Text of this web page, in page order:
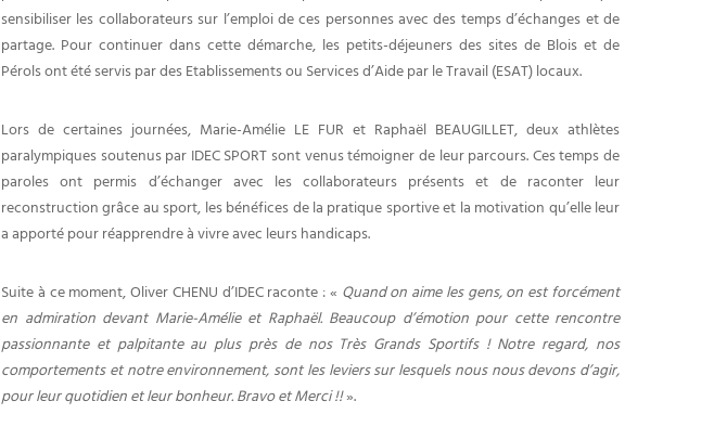
sensibiliser les collaborateurs sur l’emploi de ces personnes avec des temps d’échanges et de
partage. Pour continuer dans cette démarche, les petits-déjeuners des sites de Blois et de
Pérols ont été servis par des Etablissements ou Services d’Aide par le Travail (ESAT) locaux.
Lors de certaines journées, Marie-Amélie LE FUR et Raphaël BEAUGILLET, deux athlètes
paralympiques soutenus par IDEC SPORT sont venus témoigner de leur parcours. Ces temps de
paroles ont permis d’échanger avec les collaborateurs présents et de raconter leur
reconstruction grâce au sport, les bénéfices de la pratique sportive et la motivation qu’elle leur
a apporté pour réapprendre à vivre avec leurs handicaps.
Suite à ce moment, Oliver CHENU d’IDEC raconte : « Quand on aime les gens, on est forcément
en admiration devant Marie-Amélie et Raphaël. Beaucoup d’émotion pour cette rencontre
passionnante et palpitante au plus près de nos Très Grands Sportifs ! Notre regard, nos
comportements et notre environnement, sont les leviers sur lesquels nous nous devons d’agir,
pour leur quotidien et leur bonheur. Bravo et Merci !!».